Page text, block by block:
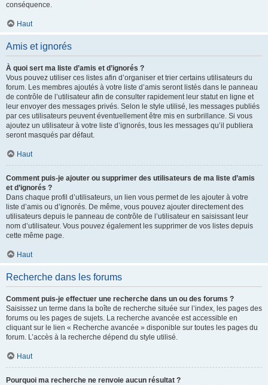
conséquence.
Haut
Amis et ignorés
À quoi sert ma liste d’amis et d’ignorés ?
Vous pouvez utiliser ces listes afin d’organiser et trier certains utilisateurs du
forum. Les membres ajoutés à votre liste d’amis seront listés dans le panneau
de contrôle de l’utilisateur afin de consulter rapidement leur statut en ligne et
leur envoyer des messages privés. Selon le style utilisé, les messages publiés
par ces utilisateurs peuvent éventuellement être mis en surbrillance. Si vous
ajoutez un utilisateur à votre liste d’ignorés, tous les messages qu’il publiera
seront masqués par défaut.
Haut
Comment puis-je ajouter ou supprimer des utilisateurs de ma liste d’amis
et d’ignorés ?
Dans chaque profil d’utilisateurs, un lien vous permet de les ajouter à votre
liste d’amis ou d’ignorés. De même, vous pouvez ajouter directement des
utilisateurs depuis le panneau de contrôle de l’utilisateur en saisissant leur
nom d’utilisateur. Vous pouvez également les supprimer de vos listes depuis
cette même page.
Haut
Recherche dans les forums
Comment puis-je effectuer une recherche dans un ou des forums ?
Saisissez un terme dans la boîte de recherche située sur l’index, les pages des
forums ou les pages de sujets. La recherche avancée est accessible en
cliquant sur le lien « Recherche avancée » disponible sur toutes les pages du
forum. L’accès à la recherche dépend du style utilisé.
Haut
Pourquoi ma recherche ne renvoie aucun résultat ?